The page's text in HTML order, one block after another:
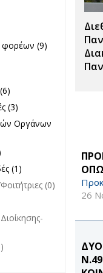
26
φορέων
φορέων (9)
Ανακοινώσεις
filter
filter
Διακρίσεις
filter
filter
(3)
Σπουδές
Οργάνων
filter
filter
(1)
Σπουδές filter
(0)